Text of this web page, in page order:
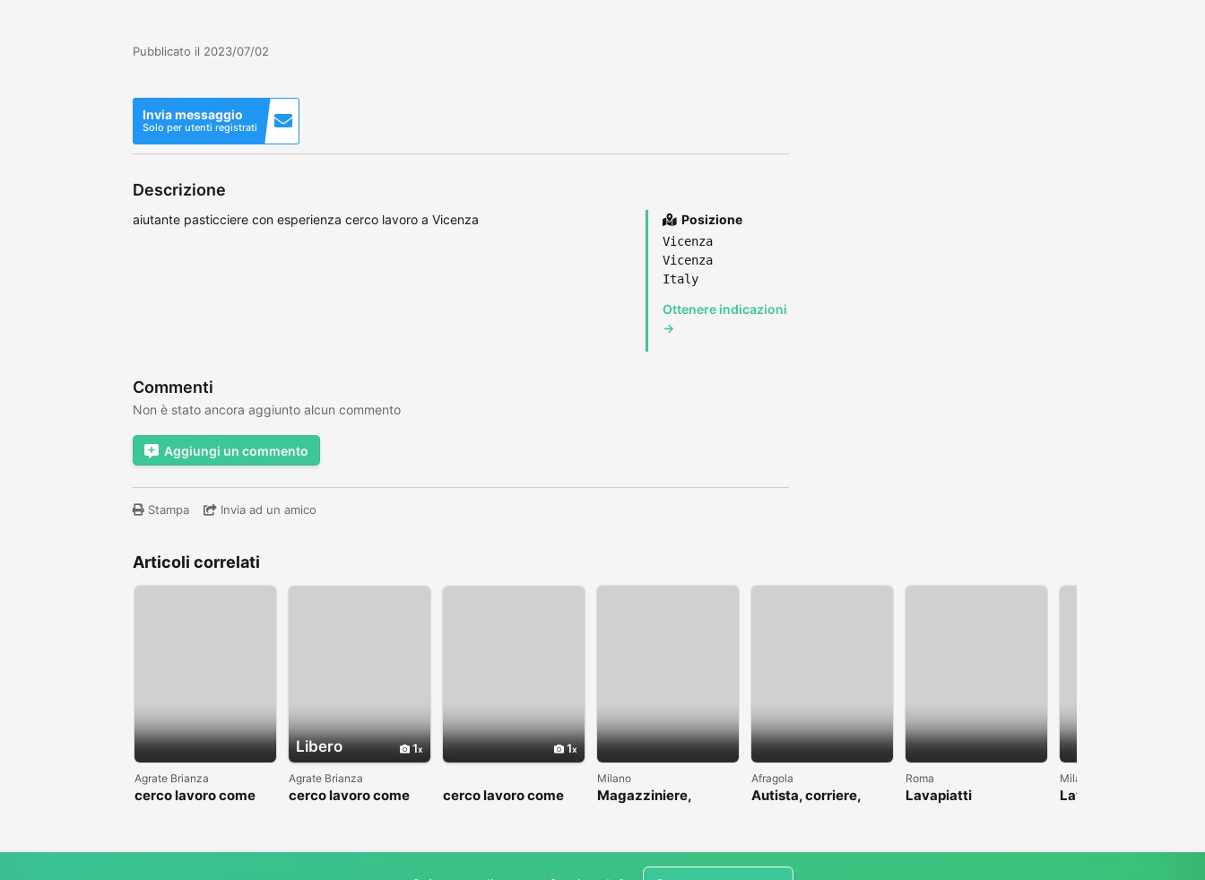
Pubblicato il 2023/07/02
Invia messaggio
Solo per utenti registrati
Descrizione
aiutante pasticciere con esperienza cerco lavoro a Vicenza Posizione
Vicenza
Vicenza
Italy
Ottenere indicazioni
→
Commenti
Non è stato ancora aggiunto alcun commento
Aggiungi un commento
Stampa Invia ad un amico
Articoli correlati
Agrate Brianza
cerco lavoro come
Libero 1
Agrate Brianza
cerco lavoro come
1
cerco lavoro come
Milano
Magazziniere,
Afragola
Autista, corriere,
Roma
Lavapiatti
Milano
Lavoro come pulizie